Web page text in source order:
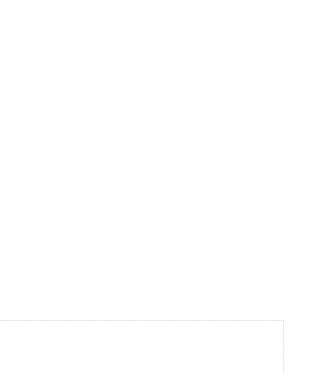
セクシーな表情から男性の視線を釘づけにして